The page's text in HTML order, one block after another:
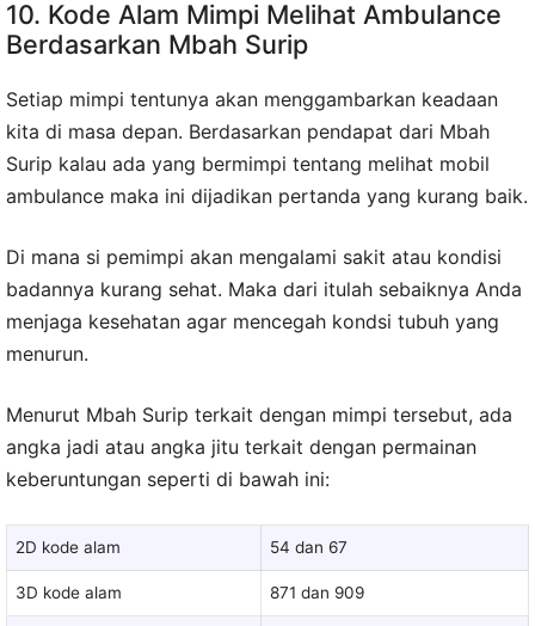
10. Kode Alam Mimpi Melihat Ambulance
Berdasarkan Mbah Surip
Setiap mimpi tentunya akan menggambarkan keadaan
kita di masa depan. Berdasarkan pendapat dari Mbah
Surip kalau ada yang bermimpi tentang melihat mobil
ambulance maka ini dijadikan pertanda yang kurang baik.
Di mana si pemimpi akan mengalami sakit atau kondisi
badannya kurang sehat. Maka dari itulah sebaiknya Anda
menjaga kesehatan agar mencegah kondsi tubuh yang
menurun.
Menurut Mbah Surip terkait dengan mimpi tersebut, ada
angka jadi atau angka jitu terkait dengan permainan
keberuntungan seperti di bawah ini:
2D kode alam 54 dan 67
3D kode alam 871 dan 909